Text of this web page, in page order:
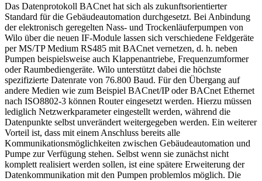
Das Datenprotokoll BACnet hat sich als zukunftsorientierter
Standard für die Gebäudeautomation durchgesetzt. Bei Anbindung
der elektronisch geregelten Nass- und Trockenläuferpumpen von
Wilo über die neuen IF-Module lassen sich verschiedene Feldgeräte
per MS/TP Medium RS485 mit BACnet vernetzen, d. h. neben
Pumpen beispielsweise auch Klappenantriebe, Frequenzumformer
oder Raumbediengeräte. Wilo unterstützt dabei die höchste
spezifizierte Datenrate von 76.800 Baud. Für den Übergang auf
andere Medien wie zum Beispiel BACnet/IP oder BACnet Ethernet
nach ISO8802-3 können Router eingesetzt werden. Hierzu müssen
lediglich Netzwerkparameter eingestellt werden, während die
Datenpunkte selbst unverändert weitergegeben werden. Ein weiterer
Vorteil ist, dass mit einem Anschluss bereits alle
Kommunikationsmöglichkeiten zwischen Gebäudeautomation und
Pumpe zur Verfügung stehen. Selbst wenn sie zunächst nicht
komplett realisiert werden sollen, ist eine spätere Erweiterung der
Datenkommunikation mit den Pumpen problemlos möglich. Die